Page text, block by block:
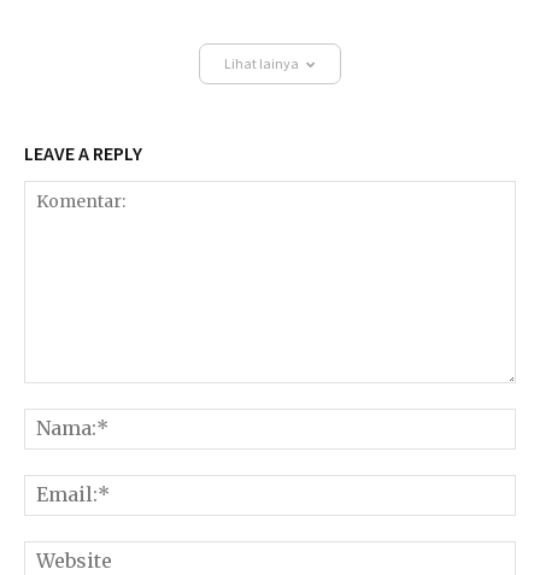
Lihat lainya
LEAVE A REPLY